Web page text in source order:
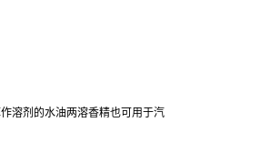
溶剂的水油两溶香精也可用于汽